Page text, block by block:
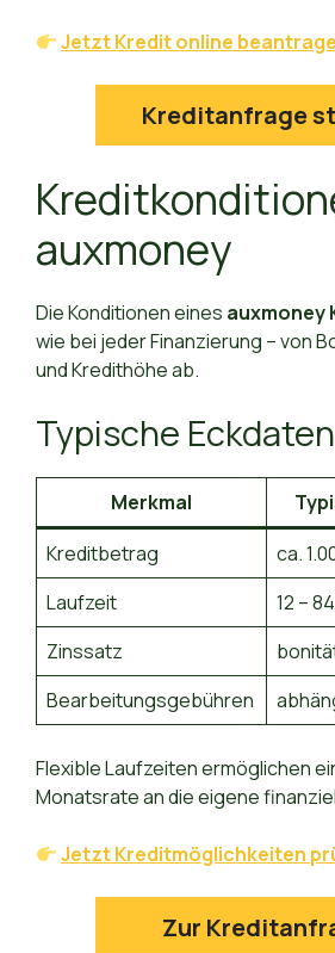
Jetzt Kredit online
Kreditanfrage
auxmoney
Die Konditionen eines auxmoney
wie bei jeder Finanzierung – von
und Kredithöhe ab.
Typische Eckdaten
Merkmal
Kreditbetrag
ca.
Laufzeit
12 –
Zinssatz
Bearbeitungsgebühren
Flexible Laufzeiten ermöglichen
Monatsrate an die eigene
Jetzt Kreditmöglichkeiten
Zur